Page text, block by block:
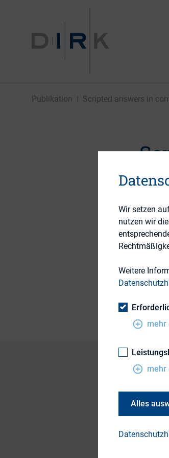
Publikation Scripted answers in
tip
18.
Wir setzen
nutzen wir
Weitere
mehr
mehr
Alles